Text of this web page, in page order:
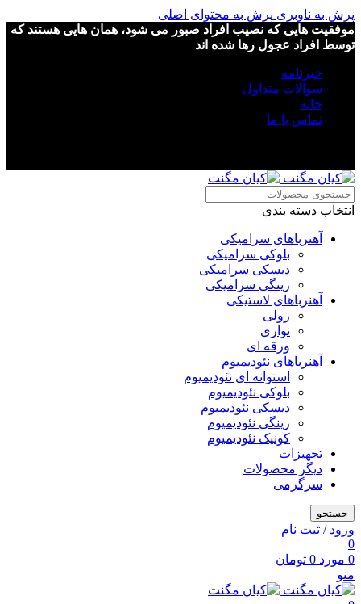
پرش به ناوبری پرش به محتوای اصلی
موفقیت هایی که نصیب افراد صبور می شود، همان هایی هستند که
توسط افراد عجول رها شده اند
خبرنامه
سوالات متداول
خانه
تماس با ما
انتخاب دسته بندی
آهنرباهای سرامیکی
بلوکی سرامیکی
دیسکی سرامیکی
رینگی سرامیکی
آهنرباهای لاستیکی
رولی
نواری
ورقه ای
آهنرباهای نئودیمیوم
استوانه ای نئودیمیوم
بلوکی نئودیمیوم
دیسکی نئودیمیوم
رینگی نئودیمیوم
کونیک نئودیمیوم
تجهیزات
دیگر محصولات
سرگرمی
جستجو
ورود / ثبت نام
0
0 مورد 0 تومان
منو